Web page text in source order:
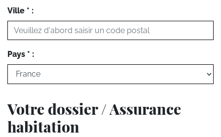
Ville * :
Pays * :
Votre dossier / Assurance
habitation